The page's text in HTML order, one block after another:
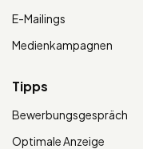
E-Mailings
Medienkampagnen
Tipps
Bewerbungsgespräch
Optimale Anzeige